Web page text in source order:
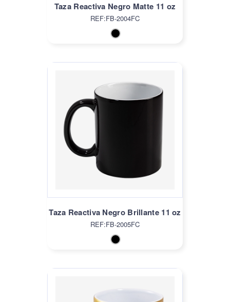
Taza Reactiva Negro Matte 11 oz
REF:FB-2004FC
Taza Reactiva Negro Brillante 11 oz
REF:FB-2005FC